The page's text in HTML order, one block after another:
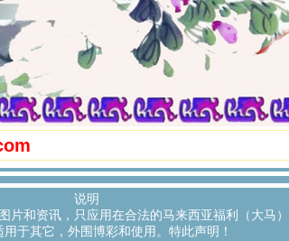
说明
片和资讯，只应用在合法的马来西亚福利（大马
于其它，外围博彩和使用。特此声明！